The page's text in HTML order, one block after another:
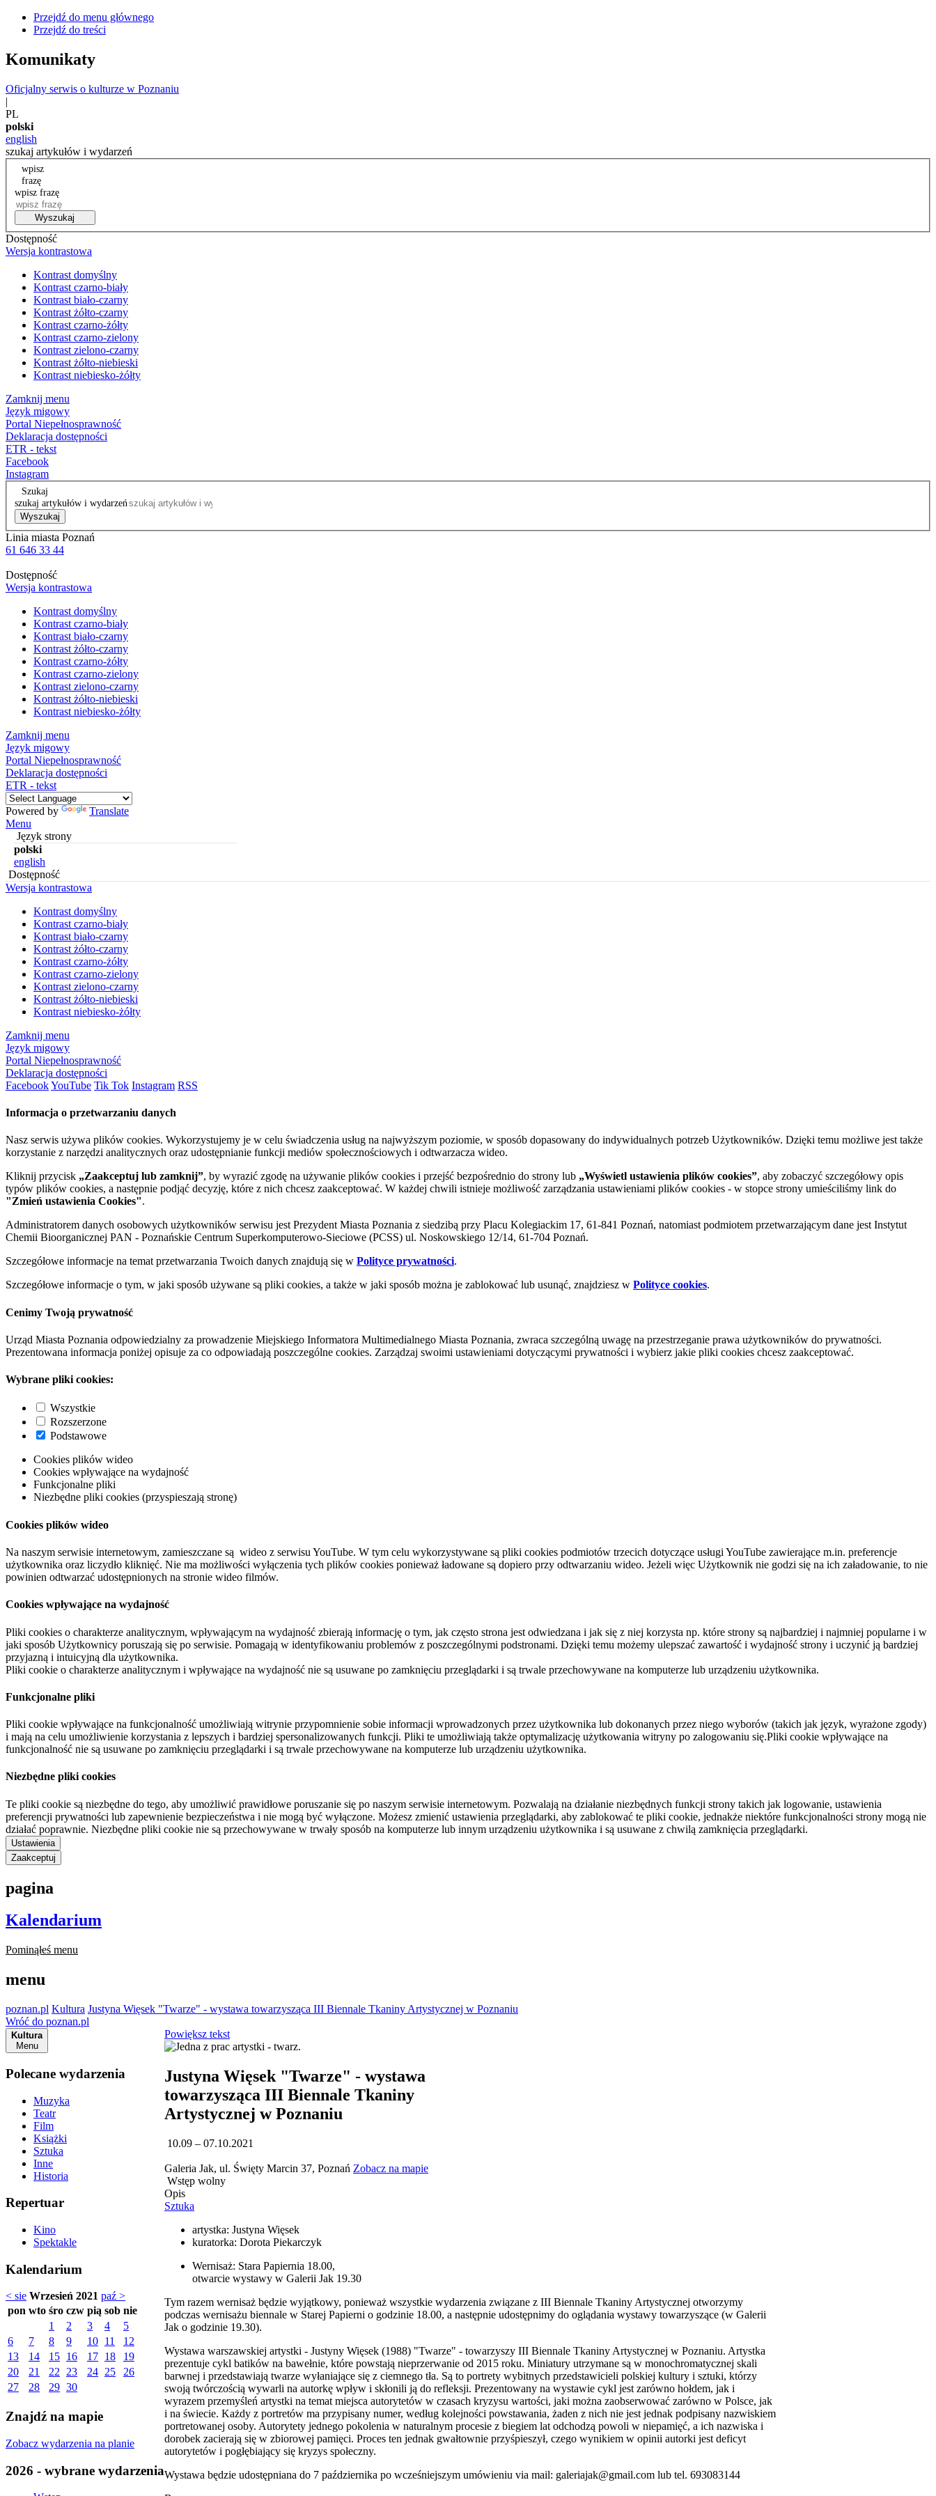
Przejdź do menu głównego
Przejdź do treści
Komunikaty
Oficjalny serwis o kulturze w Poznaniu
|
PL
polski
english
szukaj artykułów i wydarzeń
wpisz
frazę
wpisz frazę
Wyszukaj
Dostępność
Wersja kontrastowa
Kontrast domyślny
Kontrast czarno-biały
Kontrast biało-czarny
Kontrast żółto-czarny
Kontrast czarno-żółty
Kontrast czarno-zielony
Kontrast zielono-czarny
Kontrast żółto-niebieski
Kontrast niebiesko-żółty
Zamknij menu
Język migowy
Portal Niepełnosprawność
Deklaracja dostępności
ETR - tekst
Facebook
Instagram
Szukaj
szukaj artykułów i wydarzeń
Wyszukaj
Linia miasta Poznań
61 646 33 44
Dostępność
Wersja kontrastowa
Kontrast domyślny
Kontrast czarno-biały
Kontrast biało-czarny
Kontrast żółto-czarny
Kontrast czarno-żółty
Kontrast czarno-zielony
Kontrast zielono-czarny
Kontrast żółto-niebieski
Kontrast niebiesko-żółty
Zamknij menu
Język migowy
Portal Niepełnosprawność
Deklaracja dostępności
ETR - tekst
Powered by
Translate
Menu
Język strony
polski
english
Dostępność
Wersja kontrastowa
Kontrast domyślny
Kontrast czarno-biały
Kontrast biało-czarny
Kontrast żółto-czarny
Kontrast czarno-żółty
Kontrast czarno-zielony
Kontrast zielono-czarny
Kontrast żółto-niebieski
Kontrast niebiesko-żółty
Zamknij menu
Język migowy
Portal Niepełnosprawność
Deklaracja dostępności
FacebookYouTube Tik Tok Instagram RSS
Informacja o przetwarzaniu danych
Nasz serwis używa plików cookies. Wykorzystujemy je w celu świadczenia usług na najwyższym poziomie, w sposób dopasowany do indywidualnych potrzeb Użytkowników. Dzięki temu możliwe jest także
korzystanie z narzędzi analitycznych oraz udostępnianie funkcji mediów społecznościowych i odtwarzacza wideo.
Kliknij przycisk „Zaakceptuj lub zamknij”, by wyrazić zgodę na używanie plików cookies i przejść bezpośrednio do strony lub „Wyświetl ustawienia plików cookies”, aby zobaczyć szczegółowy opis
typów plików cookies, a następnie podjąć decyzję, które z nich chcesz zaakceptować. W każdej chwili istnieje możliwość zarządzania ustawieniami plików cookies - w stopce strony umieściliśmy link do
"Zmień ustawienia Cookies".
Administratorem danych osobowych użytkowników serwisu jest Prezydent Miasta Poznania z siedzibą przy Placu Kolegiackim 17, 61-841 Poznań, natomiast podmiotem przetwarzającym dane jest Instytut
Chemii Bioorganicznej PAN - Poznańskie Centrum Superkomputerowo-Sieciowe (PCSS) ul. Noskowskiego 12/14, 61-704 Poznań.
Szczegółowe informacje na temat przetwarzania Twoich danych znajdują się w Polityce prywatności.
Szczegółowe informacje o tym, w jaki sposób używane są pliki cookies, a także w jaki sposób można je zablokować lub usunąć, znajdziesz w Polityce cookies.
Cenimy Twoją prywatność
Urząd Miasta Poznania odpowiedzialny za prowadzenie Miejskiego Informatora Multimedialnego Miasta Poznania, zwraca szczególną uwagę na przestrzeganie prawa użytkowników do prywatności.
Prezentowana informacja poniżej opisuje za co odpowiadają poszczególne cookies. Zarządzaj swoimi ustawieniami dotyczącymi prywatności i wybierz jakie pliki cookies chcesz zaakceptować.
Wybrane pliki cookies:
Wszystkie
Rozszerzone
Podstawowe
Cookies plików wideo
Cookies wpływające na wydajność
Funkcjonalne pliki
Niezbędne pliki cookies (przyspieszają stronę)
Cookies plików wideo
Na naszym serwisie internetowym, zamieszczane są wideo z serwisu YouTube. W tym celu wykorzystywane są pliki cookies podmiotów trzecich dotyczące usługi YouTube zawierające m.in. preferencje
użytkownika oraz liczydło kliknięć. Nie ma możliwości wyłączenia tych plików cookies ponieważ ładowane są dopiero przy odtwarzaniu wideo. Jeżeli więc Użytkownik nie godzi się na ich załadowanie, to nie
powinien odtwarzać udostępnionych na stronie wideo filmów.
Cookies wpływające na wydajność
Pliki cookies o charakterze analitycznym, wpływającym na wydajność zbierają informację o tym, jak często strona jest odwiedzana i jak się z niej korzysta np. które strony są najbardziej i najmniej popularne i w
jaki sposób Użytkownicy poruszają się po serwisie. Pomagają w identyfikowaniu problemów z poszczególnymi podstronami. Dzięki temu możemy ulepszać zawartość i wydajność strony i uczynić ją bardziej
przyjazną i intuicyjną dla użytkownika.
Pliki cookie o charakterze analitycznym i wpływające na wydajność nie są usuwane po zamknięciu przeglądarki i są trwale przechowywane na komputerze lub urządzeniu użytkownika.
Funkcjonalne pliki
Pliki cookie wpływające na funkcjonalność umożliwiają witrynie przypomnienie sobie informacji wprowadzonych przez użytkownika lub dokonanych przez niego wyborów (takich jak język, wyrażone zgody)
i mają na celu umożliwienie korzystania z lepszych i bardziej spersonalizowanych funkcji. Pliki te umożliwiają także optymalizację użytkowania witryny po zalogowaniu się.Pliki cookie wpływające na
funkcjonalność nie są usuwane po zamknięciu przeglądarki i są trwale przechowywane na komputerze lub urządzeniu użytkownika.
Niezbędne pliki cookies
Te pliki cookie są niezbędne do tego, aby umożliwić prawidłowe poruszanie się po naszym serwisie internetowym. Pozwalają na działanie niezbędnych funkcji strony takich jak logowanie, ustawienia
preferencji prywatności lub zapewnienie bezpieczeństwa i nie mogą być wyłączone. Możesz zmienić ustawienia przeglądarki, aby zablokować te pliki cookie, jednakże niektóre funkcjonalności strony mogą nie
działać poprawnie. Niezbędne pliki cookie nie są przechowywane w trwały sposób na komputerze lub innym urządzeniu użytkownika i są usuwane z chwilą zamknięcia przeglądarki.
Ustawienia
Zaakceptuj
pagina
Kalendarium
Pominąłeś menu
menu
poznan.pl Kultura Justyna Więsek "Twarze" - wystawa towarzysząca III Biennale Tkaniny Artystycznej w Poznaniu
Wróć do poznan.pl
Kultura
Menu
Polecane wydarzenia
Muzyka
Teatr
Film
Książki
Sztuka
Inne
Historia
Repertuar
Kino
Spektakle
Kalendarium
< sie Wrzesień 2021 paź >
pon wto śro czw pią sob nie
1
2 3 4
5
6
7 8 9 10 11
12
13
14 15 16 17 18
19
20
21 22 23 24 25
26
27
28 29 30
Znajdź na mapie
Zobacz wydarzenia na planie
2026 - wybrane wydarzenia
Powiększ tekst
Justyna Więsek "Twarze" - wystawa
towarzysząca III Biennale Tkaniny
Artystycznej w Poznaniu
10.09 – 07.10.2021
Galeria Jak, ul. Święty Marcin 37, Poznań Zobacz na mapie
Wstęp wolny
Opis
Sztuka
artystka: Justyna Więsek
kuratorka: Dorota Piekarczyk
Wernisaż: Stara Papiernia 18.00,
otwarcie wystawy w Galerii Jak 19.30
Tym razem wernisaż będzie wyjątkowy, ponieważ wszystkie wydarzenia związane z III Biennale Tkaniny Artystycznej otworzymy
podczas wernisażu biennale w Starej Papierni o godzinie 18.00, a następnie udostępnimy do oglądania wystawy towarzyszące (w Galerii
Jak o godzinie 19.30).
Wystawa warszawskiej artystki - Justyny Więsek (1988) "Twarze" - towarzyszy III Biennale Tkaniny Artystycznej w Poznaniu. Artystka
prezentuje cykl batików na bawełnie, które powstają nieprzerwanie od 2015 roku. Miniatury utrzymane są w monochromatycznej skali
barwnej i przedstawiają twarze wyłaniające się z ciemnego tła. Są to portrety wybitnych przedstawicieli polskiej kultury i sztuki, którzy
swoją twórczością wywarli na autorkę wpływ i skłonili ją do refleksji. Prezentowany na wystawie cykl jest zarówno hołdem, jak i
wyrazem przemyśleń artystki na temat miejsca autorytetów w czasach kryzysu wartości, jaki można zaobserwować zarówno w Polsce, jak
i na świecie. Każdy z portretów ma przypisany numer, według kolejności powstawania, żaden z nich nie jest jednak podpisany nazwiskiem
portretowanej osoby. Autorytety jednego pokolenia w naturalnym procesie z biegiem lat odchodzą powoli w niepamięć, a ich nazwiska i
dorobek zacierają się w zbiorowej pamięci. Proces ten jednak gwałtownie przyśpieszył, czego wynikiem w opinii autorki jest deficyt
autorytetów i pogłębiający się kryzys społeczny.
Wystawa będzie udostępniana do 7 października po wcześniejszym umówieniu via mail: galeriajak@gmail.com lub tel. 693083144